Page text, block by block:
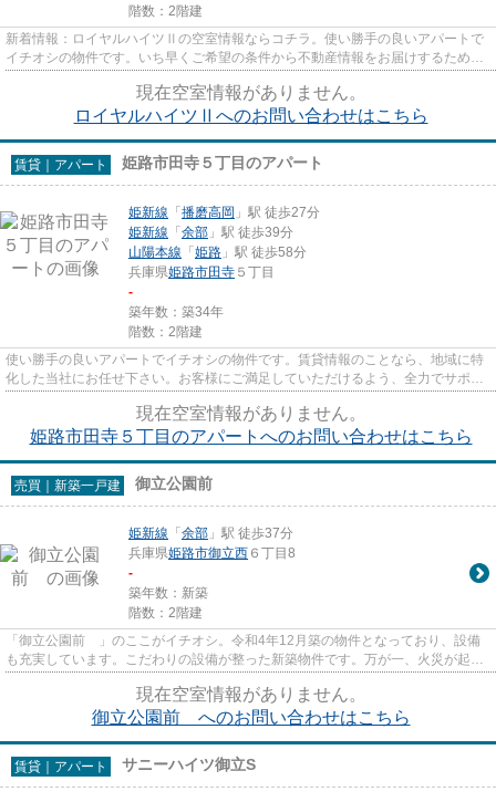
階数：2階建
新着情報：ロイヤルハイツⅡの空室情報ならコチラ。使い勝手の良いアパートで
イチオシの物件です。いち早くご希望の条件から不動産情報をお届けするため
に、スタッフまでご連絡ください...
現在空室情報がありません。
ロイヤルハイツⅡへのお問い合わせはこちら
賃貸｜アパート 姫路市田寺５丁目のアパート
姫新線 「播磨高岡 」駅 徒歩27分
姫新線 「余部 」駅 徒歩39分
山陽本線 「姫路 」駅 徒歩58分
兵庫県姫路市田寺 ５丁目
-
築年数：築34年
階数：2階建
使い勝手の良いアパートでイチオシの物件です。賃貸情報のことなら、地域に特
化した当社にお任せ下さい。お客様にご満足していただけるよう、全力でサポー
ト致します。また、ご希望に...
現在空室情報がありません。
姫路市田寺５丁目のアパートへのお問い合わせはこちら
売買｜新築一戸建 御立公園前
姫新線 「余部 」駅 徒歩37分
兵庫県姫路市御立西 ６丁目8
-
築年数：新築
階数：2階建
「御立公園前 」のここがイチオシ。令和4年12月築の物件となっており、設備
も充実しています。こだわりの設備が整った新築物件です。万が一、火災が起き
た際も安心の準耐火構造の物件...
現在空室情報がありません。
御立公園前 へのお問い合わせはこちら
賃貸｜アパート サニーハイツ御立S